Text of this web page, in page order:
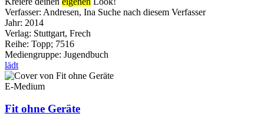
Verfasser: Andresen, Ina Suche nach diesem Verfasser
Jahr: 2014
Verlag: Stuttgart, Frech
Reihe: Topp; 7516
Mediengruppe: Jugendbuch
lädt
E-Medium
Fit ohne Geräte